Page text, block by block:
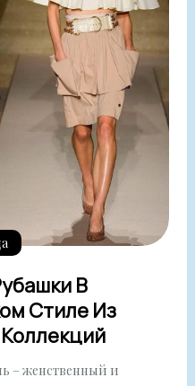
В
Стиле Из
– женственный и